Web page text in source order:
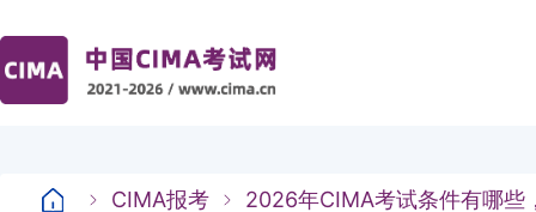
CIMA报考 2026年CIMA考试条件有哪些